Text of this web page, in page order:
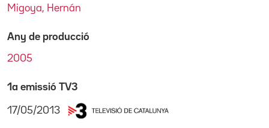
Migoya, Hernán
Any de producció
2005
1a emissió TV3
17/05/2013